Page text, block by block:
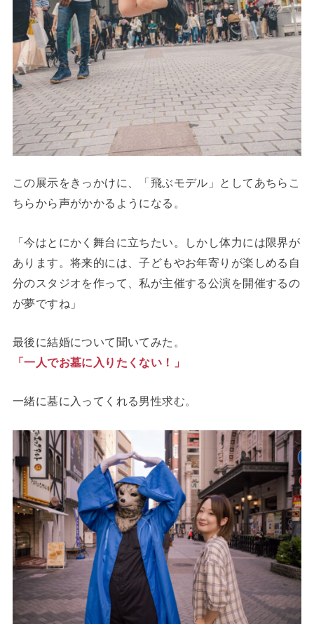
この展示をきっかけに、「飛ぶモデル」としてあちらこ
ちらから声がかかるようになる。
「今はとにかく舞台に立ちたい。しかし体力には限界が
あります。将来的には、子どもやお年寄りが楽しめる自
分のスタジオを作って、私が主催する公演を開催するの
が夢ですね」
最後に結婚について聞いてみた。
「一人でお墓に入りたくない！」
一緒に墓に入ってくれる男性求む。